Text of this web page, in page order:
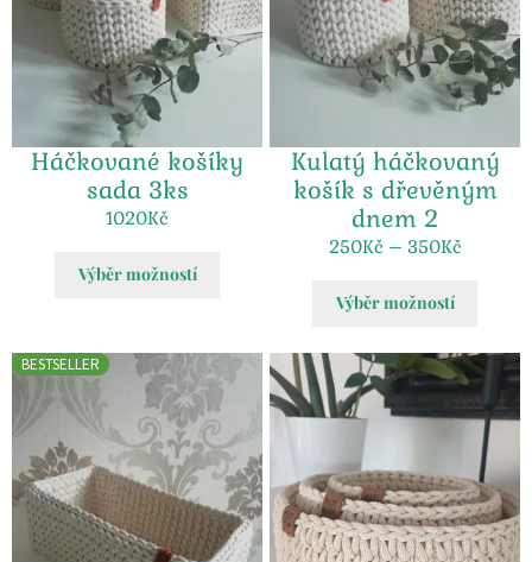
Háčkované košíky
sada 3ks
1020Kč
Výběr možností
Kulatý háčkovaný
košík s dřevěným
dnem 2
250Kč – 350Kč
Výběr možností
BESTSELLER